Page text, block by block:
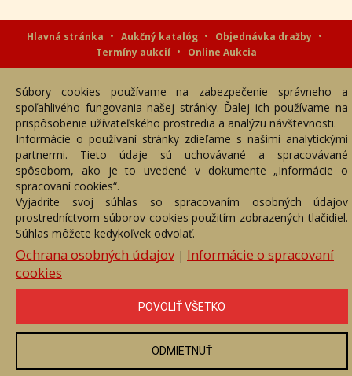
Hlavná stránka Aukčný katalóg
Objednávka dražby
Termíny aukcií
Online Aukcia
Akékoľvek používanie obrazových a textových súčastí tejto stránky je
podmienené výslovným súhlasom jej vlastníka. Všetky práva sú
vyhradené.
Súbory cookies používame na zabezpečenie správneho a
spoľahlivého fungovania našej stránky. Ďalej ich používame na
prispôsobenie užívateľského prostredia a analýzu návštevnosti.
Informácie o používaní stránky zdieľame s našimi analytickými
partnermi. Tieto údaje sú uchovávané a spracovávané
spôsobom, ako je to uvedené v dokumente „Informácie o
spracovaní cookies“.
Vyjadrite svoj súhlas so spracovaním osobných údajov
prostredníctvom súborov cookies použitím zobrazených tlačidiel.
Súhlas môžete kedykoľvek odvolať.
Ochrana osobných údajov| Informácie o spracovaní
cookies
POVOLIŤ VŠETKO
ODMIETNUŤ